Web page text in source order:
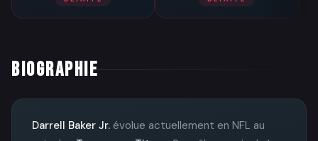
BIOGRAPHIE
Darrell Baker Jr. évolue actuellement en NFL au